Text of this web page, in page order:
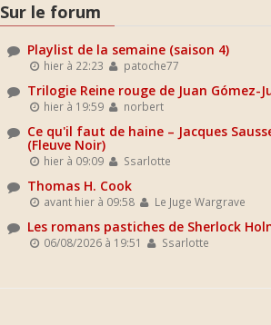
Sur le forum
Playlist de la semaine (saison 4)
hier à 22:23 patoche77
Trilogie Reine rouge de Juan Gómez-
hier à 19:59 norbert
Ce qu'il faut de haine – Jacques
(Fleuve Noir)
hier à 09:09 Ssarlotte
Thomas H. Cook
avant hier à 09:58 Le Juge Wargrave
Les romans pastiches de Sherlock
06/08/2026 à 19:51 Ssarlotte